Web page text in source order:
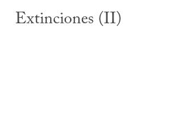
Extinciones (II)